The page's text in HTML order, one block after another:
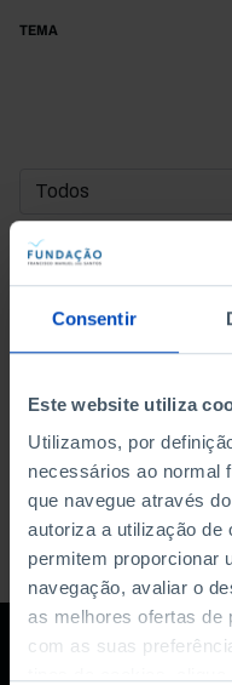
Consentir
Este website utiliza
Utilizamos, por
necessários ao normal
que navegue através
autoriza a utilização de
permitem proporcionar
navegação, avaliar o
as melhores ofertas de
com as suas
TEMA
DATA DE INÍCIO
DATA DE FIM